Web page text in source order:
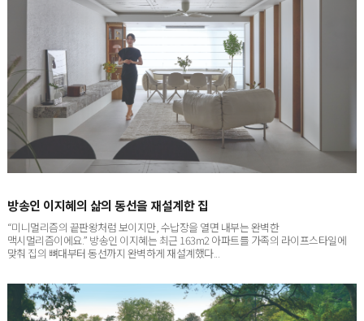
“미니멀리즘의 끝판왕처럼 보이지만, 수납장을 열면 내부는 완벽한
맥시멀리즘이에요.” 방송인 이지혜는 최근 163m2 아파트를 가족의 라이프스타일에
맞춰 집의 뼈대부터 동선까지 완벽하게 재설계했다...